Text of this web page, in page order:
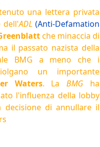
una lettera privata
dell'ADL (Anti-Defamation
che minaccia di
il passato nazista della
BMG a meno che i
un importante
Waters. LaBMG ha
l'influenza della lobby
decisione di annullare il